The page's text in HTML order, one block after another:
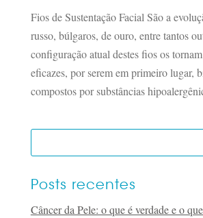
Fios de Sustentação Facial São a
russo, búlgaros, de ouro, entre tantos
configuração atual destes fios os
eficazes, por serem em primeiro lugar,
compostos por substâncias
Posts recentes
Câncer da Pele: o que é verdade e o